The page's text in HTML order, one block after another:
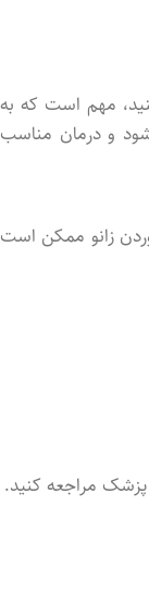
مهم است که به
و درمان مناسب
زانو ممکن است
پزشک مراجعه کنید.